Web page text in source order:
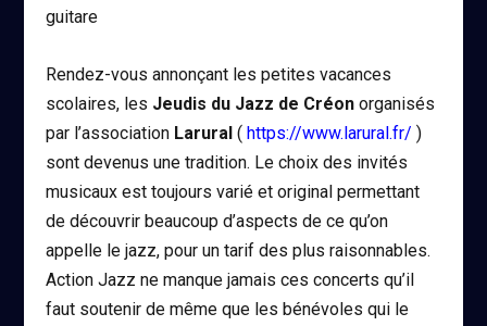
guitare
Rendez-vous annonçant les petites vacances
scolaires, les Jeudis du Jazz de Créon organisés
par l’association Larural (https://www.larural.fr/ )
sont devenus une tradition. Le choix des invités
musicaux est toujours varié et original permettant
de découvrir beaucoup d’aspects de ce qu’on
appelle le jazz, pour un tarif des plus raisonnables.
Action Jazz ne manque jamais ces concerts qu’il
faut soutenir de même que les bénévoles qui le